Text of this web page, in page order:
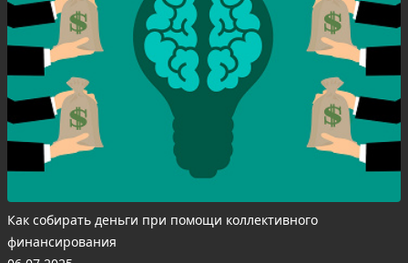
Как собирать деньги при помощи коллективного
финансирования